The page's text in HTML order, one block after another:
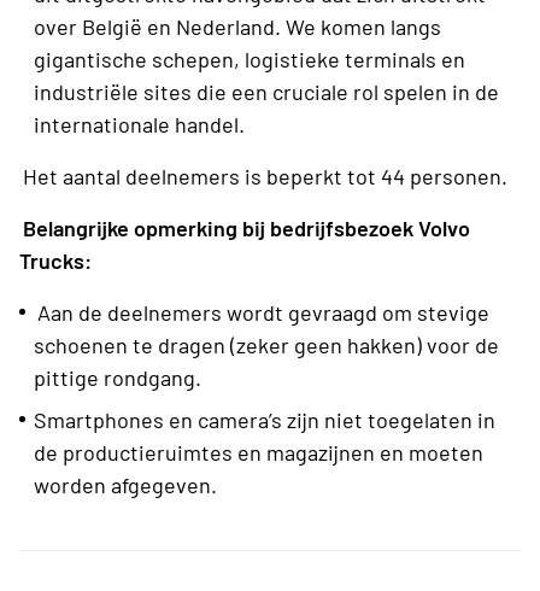
over België en Nederland. We komen langs
gigantische schepen, logistieke terminals en
industriële sites die een cruciale rol spelen in de
internationale handel.
Het aantal deelnemers is beperkt tot 44 personen.
Belangrijke opmerking bij bedrijfsbezoek Volvo
Trucks:
Aan de deelnemers wordt gevraagd om stevige
schoenen te dragen (zeker geen hakken) voor de
pittige rondgang.
Smartphones en camera’s zijn niet toegelaten in
de productieruimtes en magazijnen en moeten
worden afgegeven.